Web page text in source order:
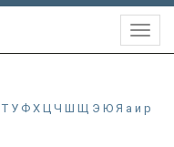
Т У Ф Х Ц Ч Ш Щ Э Ю Я а и р